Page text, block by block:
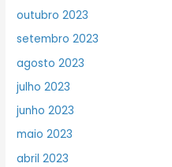
outubro 2023
setembro 2023
agosto 2023
julho 2023
junho 2023
maio 2023
abril 2023